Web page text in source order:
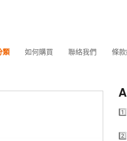
類 如何購買 聯絡我們 條